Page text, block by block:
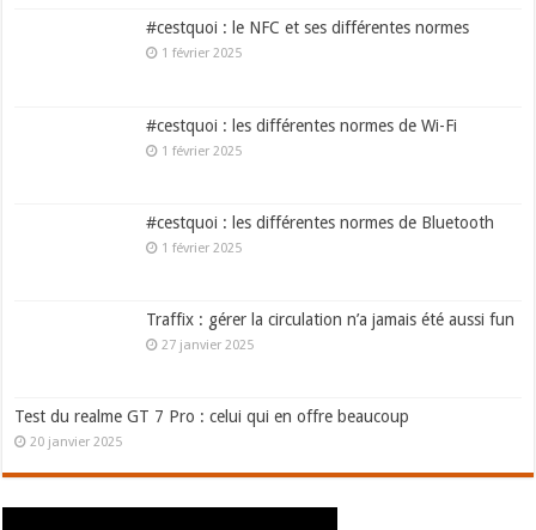
#cestquoi : le NFC et ses différentes normes
1 février 2025
#cestquoi : les différentes normes de Wi-Fi
1 février 2025
#cestquoi : les différentes normes de Bluetooth
1 février 2025
Traffix : gérer la circulation n’a jamais été aussi fun
27 janvier 2025
Test du realme GT 7 Pro : celui qui en offre beaucoup
20 janvier 2025